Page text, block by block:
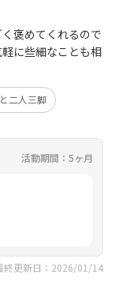
褒めてくれるので
に些細なことも相
二人三脚
活動期間：5ヶ月
終更新日：2026/01/14